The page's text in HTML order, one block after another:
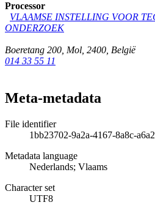
Processor
VLAAMSE INSTELLING VOOR
ONDERZOEK
Boeretang 200, Mol, 2400, België
014 33 55 11
Meta-metadata
File identifier
1bb23702-9a2a-4167-8a8c-
Metadata language
Nederlands; Vlaams
Character set
UTF8